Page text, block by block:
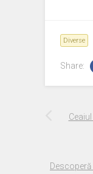
Diverse
Share: